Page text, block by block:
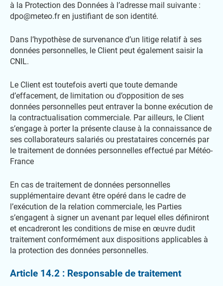
à la Protection des Données à l’adresse mail suivante :
dpo@meteo.fr en justifiant de son identité.
Dans l’hypothèse de survenance d’un litige relatif à ses
données personnelles, le Client peut également saisir la
CNIL.
Le Client est toutefois averti que toute demande
d’effacement, de limitation ou d’opposition de ses
données personnelles peut entraver la bonne exécution de
la contractualisation commerciale. Par ailleurs, le Client
s’engage à porter la présente clause à la connaissance de
ses collaborateurs salariés ou prestataires concernés par
le traitement de données personnelles effectué par Météo-
France
En cas de traitement de données personnelles
supplémentaire devant être opéré dans le cadre de
l’exécution de la relation commerciale, les Parties
s’engagent à signer un avenant par lequel elles définiront
et encadreront les conditions de mise en œuvre dudit
traitement conformément aux dispositions applicables à
la protection des données personnelles.
Article 14.2 : Responsable de traitement